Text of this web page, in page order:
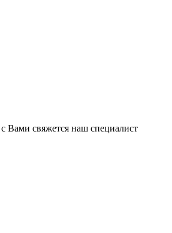
Вами свяжется наш специалист